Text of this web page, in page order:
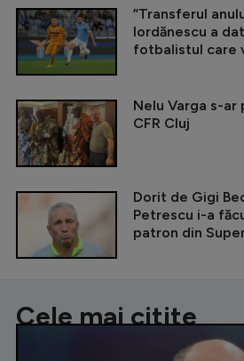
”Transferul
Iordănescu a
fotbalistul care
Nelu Varga s-
CFR Cluj
Dorit de Gigi
Petrescu i-a
patron din
Cele mai citite